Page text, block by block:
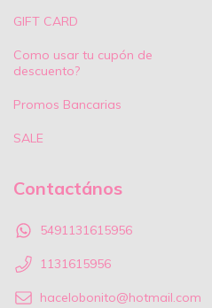
GIFT CARD
Como usar tu cupón de
descuento?
Promos Bancarias
SALE
Contactános
5491131615956
1131615956
hacelobonito@hotmail.com